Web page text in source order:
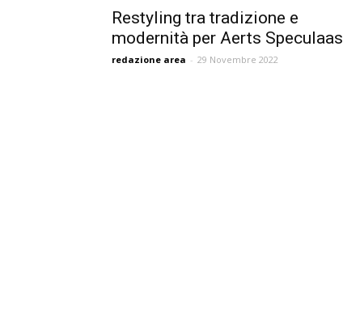
Restyling tra tradizione e
modernità per Aerts Speculaas
redazione area - 29 Novembre 2022